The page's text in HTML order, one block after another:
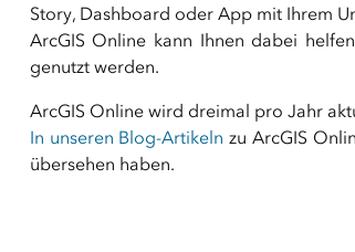
Story, Dashboard oder App mit Ihrem
ArcGIS Online kann Ihnen dabei
genutzt werden.
ArcGIS Online wird dreimal pro Jahr
In unseren Blog-Artikeln zu ArcGIS
übersehen haben.